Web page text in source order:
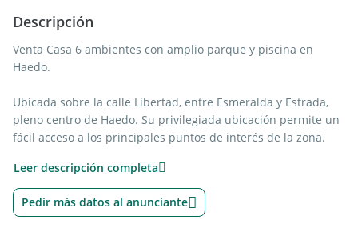
Descripción
Venta Casa 6 ambientes con amplio parque y piscina en
Haedo.
Ubicada sobre la calle Libertad, entre Esmeralda y Estrada,
pleno centro de Haedo. Su privilegiada ubicación permite un
fácil acceso a los principales puntos de interés de la zona.
para la vida diaria. Además, cuenta con múltiples líneas de
colectivo y cercanía a la estación Haedo de la línea FFCC
Sarmiento.
Leer descripción completa
Pedir más datos al anunciante